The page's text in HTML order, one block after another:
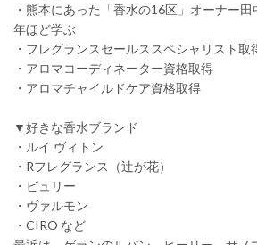
・熊本にあった「香水の16区」オーナー
年ほど学ぶ
・フレグランスセールススペシャリスト取
・アロマコーディネーター資格取得
・アロマチャイルドケア資格取得
▼好きな香水ブランド
・ルイ ヴィトン
・Rフレグランス（辻が花）
・ビュリー
・ヴァルモン
・CIRO など